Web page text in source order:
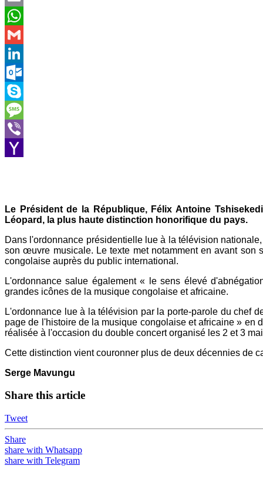
Email
WhatsApp
Gmail
LinkedIn
Outlook.com
Skype
Message
Viber
Le Président de la République, Félix Antoine
Léopard, la plus haute distinction honorifique du pays.
Dans l'ordonnance présidentielle lue à la télévision
son œuvre musicale. Le texte met notamment en avant
congolaise auprès du public international.
L'ordonnance salue également « le sens élevé
grandes icônes de la musique congolaise et africaine.
L'ordonnance lue à la télévision par la porte-parole du chef
page de l'histoire de la musique congolaise et africaine » en
réalisée à l'occasion du double concert organisé les 2 et 3
Cette distinction vient couronner plus de deux décennies de
Serge Mavungu
Share this article
Tweet
Share
share with Whatsapp
share with Telegram